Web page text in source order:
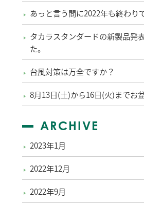
あっと言う間に2022年も終わり
タカラスタンダードの新製品発
た。
台風対策は万全ですか？
8月13日(土)から16日(火)までお
ARCHIVE
2023年1月
2022年12月
2022年9月